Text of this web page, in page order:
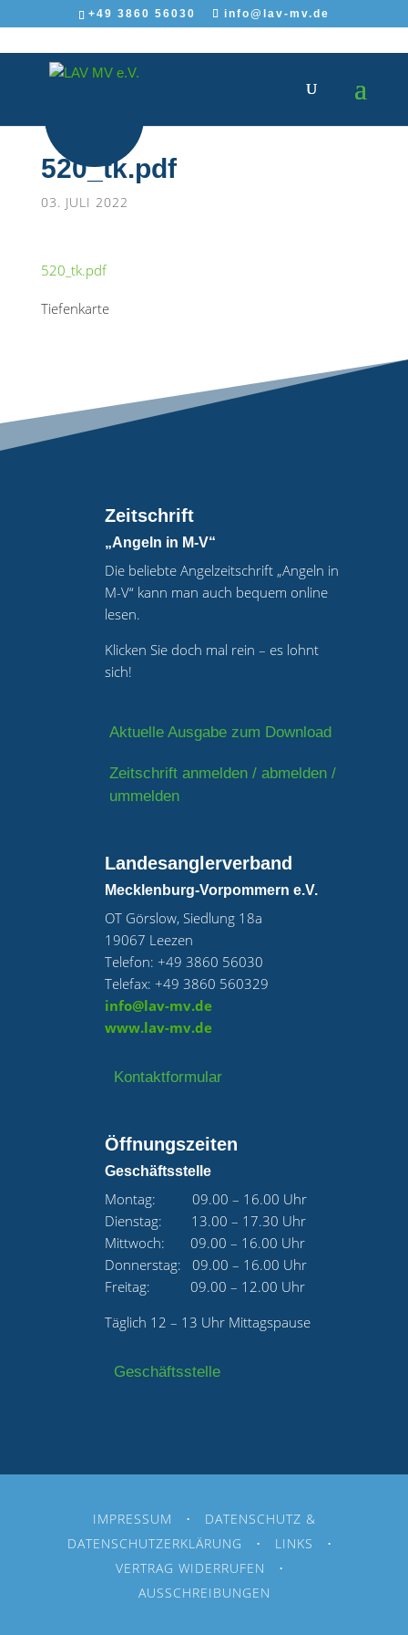
+49 3860 56030 info@lav-mv.de
520_tk.pdf
03. JULI 2022
520_tk.pdf
Tiefenkarte
Zeitschrift
„Angeln in M-V“
Die beliebte Angelzeitschrift „Angeln in
M-V“ kann man auch bequem online
lesen.
Klicken Sie doch mal rein – es lohnt
sich!
Aktuelle Ausgabe zum Download
Zeitschrift anmelden / abmelden /
ummelden
Landesanglerverband
Mecklenburg-Vorpommern e.V.
OT Görslow, Siedlung 18a
19067 Leezen
Telefon: +49 3860 56030
Telefax: +49 3860 560329
info@lav-mv.de
www.lav-mv.de
Kontaktformular
Öffnungszeiten
Geschäftsstelle
Montag: 09.00 – 16.00 Uhr
Dienstag: 13.00 – 17.30 Uhr
Mittwoch: 09.00 – 16.00 Uhr
Donnerstag: 09.00 – 16.00 Uhr
Freitag: 09.00 – 12.00 Uhr
Täglich 12 – 13 Uhr Mittagspause
Geschäftsstelle
IMPRESSUM • DATENSCHUTZ &
DATENSCHUTZERKLÄRUNG • LINKS •
VERTRAG WIDERRUFEN •
AUSSCHREIBUNGEN